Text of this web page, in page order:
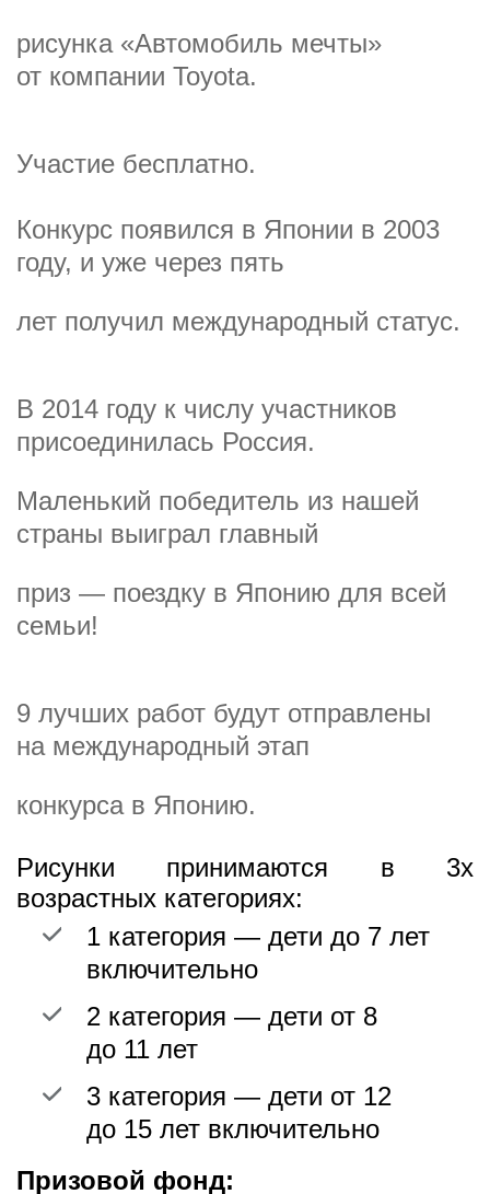
рисунка «Автомобиль мечты»
от компании Toyota.
Участие бесплатно.
Конкурс появился в Японии в 2003
году, и уже через пять
лет получил международный статус.
В 2014 году к числу участников
присоединилась Россия.
Маленький победитель из нашей
страны выиграл главный
приз — поездку в Японию для всей
семьи!
9 лучших работ будут отправлены
на международный этап
конкурса в Японию.
Рисунки принимаются в 3х
возрастных категориях:
1 категория — дети до 7 лет
включительно
2 категория — дети от 8
до 11 лет
3 категория — дети от 12
до 15 лет включительно
Призовой фонд: